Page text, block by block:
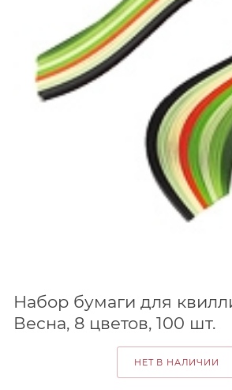
Набор бумаги для
Весна, 8 цветов, 100 шт.
НЕТ В НАЛИЧИИ